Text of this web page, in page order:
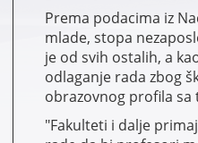
Prema podacima iz
mlade, stopa
je od svih ostalih, a
odlaganje rada zbog
obrazovnog profila sa
"Fakulteti i dalje